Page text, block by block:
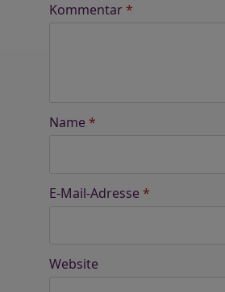
Kommentar*
Name *
E-Mail-Adresse *
Website